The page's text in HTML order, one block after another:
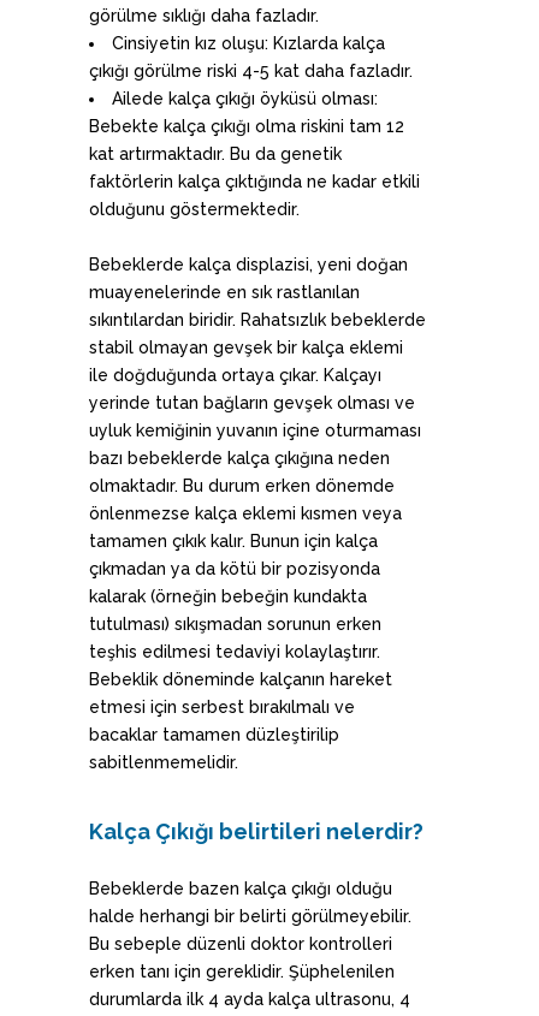
görülme sıklığı daha fazladır.
Cinsiyetin kız oluşu: Kızlarda kalça
çıkığı görülme riski 4-5 kat daha fazladır.
Ailede kalça çıkığı öyküsü olması:
Bebekte kalça çıkığı olma riskini tam 12
kat artırmaktadır. Bu da genetik
faktörlerin kalça çıktığında ne kadar etkili
olduğunu göstermektedir.
Bebeklerde kalça displazisi, yeni doğan
muayenelerinde en sık rastlanılan
sıkıntılardan biridir. Rahatsızlık bebeklerde
stabil olmayan gevşek bir kalça eklemi
ile doğduğunda ortaya çıkar. Kalçayı
yerinde tutan bağların gevşek olması ve
uyluk kemiğinin yuvanın içine oturmaması
bazı bebeklerde kalça çıkığına neden
olmaktadır. Bu durum erken dönemde
önlenmezse kalça eklemi kısmen veya
tamamen çıkık kalır. Bunun için kalça
çıkmadan ya da kötü bir pozisyonda
kalarak (örneğin bebeğin kundakta
tutulması) sıkışmadan sorunun erken
teşhis edilmesi tedaviyi kolaylaştırır.
Bebeklik döneminde kalçanın hareket
etmesi için serbest bırakılmalı ve
bacaklar tamamen düzleştirilip
sabitlenmemelidir.
Kalça Çıkığı belirtileri nelerdir?
Bebeklerde bazen kalça çıkığı olduğu
halde herhangi bir belirti görülmeyebilir.
Bu sebeple düzenli doktor kontrolleri
erken tanı için gereklidir. Şüphelenilen
durumlarda ilk 4 ayda kalça ultrasonu, 4